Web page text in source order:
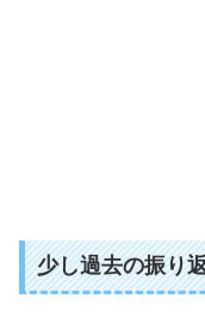
少し過去の振り